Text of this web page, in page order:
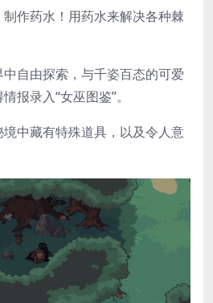
作药水！用药水来解决各种棘
自由探索，与千姿百态的可爱
报录入“女巫图鉴”。
中藏有特殊道具，以及令人意